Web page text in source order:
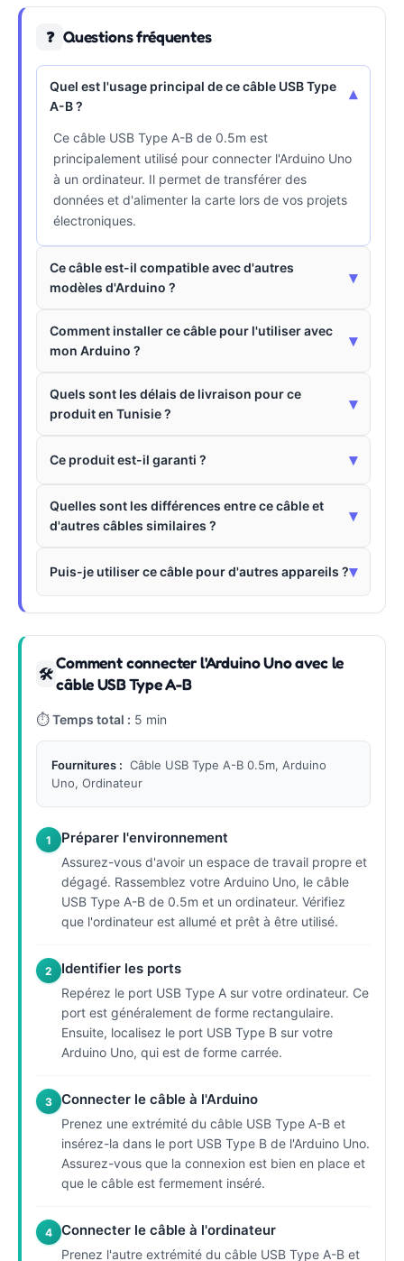
❓ Questions fréquentes
Quel est l'usage principal de ce câble USB Type
A-B ?
▾
Ce câble USB Type A-B de 0.5m est
principalement utilisé pour connecter l'Arduino Uno
à un ordinateur. Il permet de transférer des
données et d'alimenter la carte lors de vos projets
électroniques.
Ce câble est-il compatible avec d'autres
modèles d'Arduino ?
▾
Comment installer ce câble pour l'utiliser avec
mon Arduino ?
▾
Quels sont les délais de livraison pour ce
produit en Tunisie ?
▾
Ce produit est-il garanti ? ▾
Quelles sont les différences entre ce câble et
d'autres câbles similaires ?
▾
Puis-je utiliser ce câble pour d'autres appareils ?▾
🛠
Comment connecter l'Arduino Uno avec le
câble USB Type A-B
⏱Temps total : 5 min
Fournitures : Câble USB Type A-B 0.5m, Arduino
Uno, Ordinateur
1 Préparer l'environnement
Assurez-vous d'avoir un espace de travail propre et
dégagé. Rassemblez votre Arduino Uno, le câble
USB Type A-B de 0.5m et un ordinateur. Vérifiez
que l'ordinateur est allumé et prêt à être utilisé.
2 Identifier les ports
Repérez le port USB Type A sur votre ordinateur. Ce
port est généralement de forme rectangulaire.
Ensuite, localisez le port USB Type B sur votre
Arduino Uno, qui est de forme carrée.
3 Connecter le câble à l'Arduino
Prenez une extrémité du câble USB Type A-B et
insérez-la dans le port USB Type B de l'Arduino Uno.
Assurez-vous que la connexion est bien en place et
que le câble est fermement inséré.
4 Connecter le câble à l'ordinateur
Prenez l'autre extrémité du câble USB Type A-B et